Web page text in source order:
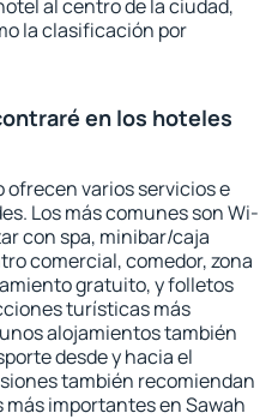
al centro de la ciudad,
la clasificación por
en los hoteles
ofrecen varios servicios e
Los más comunes son Wi-
con spa, minibar/caja
comercial, comedor, zona
gratuito, y folletos
turísticas más
alojamientos también
desde y hacia el
también recomiendan
importantes en Sawah